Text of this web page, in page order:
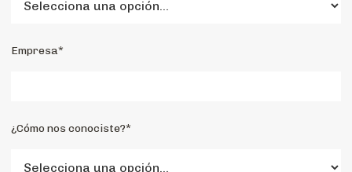
Empresa*
¿Cómo nos conociste?*